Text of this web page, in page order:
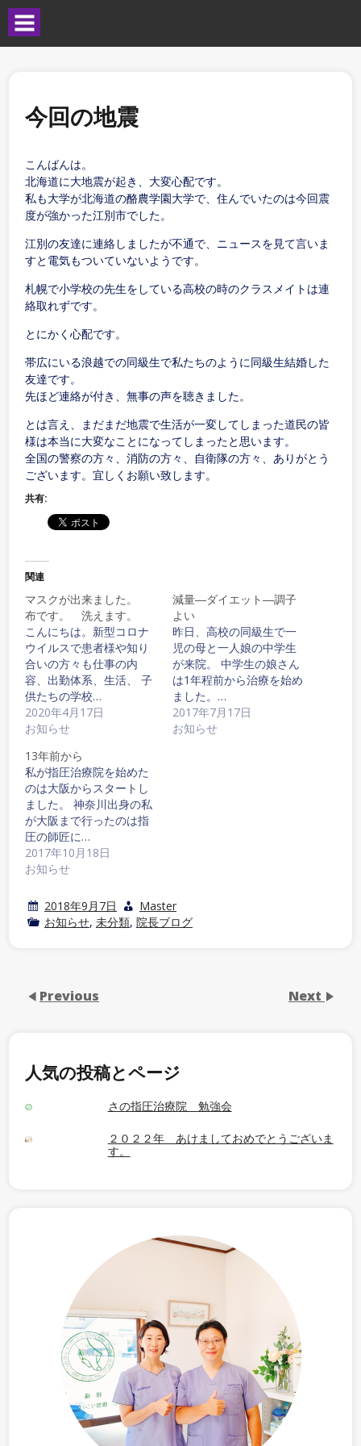
今回の地震
こんばんは。
北海道に大地震が起き、大変心配です。
私も大学が北海道の酪農学園大学で、住んでいたのは今回震
度が強かった江別市でした。
江別の友達に連絡しましたが不通で、ニュースを見て言いま
すと電気もついていないようです。
札幌で小学校の先生をしている高校の時のクラスメイトは連
絡取れずです。
とにかく心配です。
帯広にいる浪越での同級生で私たちのように同級生結婚した
友達です。
先ほど連絡が付き、無事の声を聴きました。
とは言え、まだまだ地震で生活が一変してしまった道民の皆
様は本当に大変なことになってしまったと思います。
全国の警察の方々、消防の方々、自衛隊の方々、ありがとう
ございます。宜しくお願い致します。
共有:
関連
マスクが出来ました。
布です。 洗えます。
こんにちは。新型コロナ
ウイルスで患者様や知り
合いの方々も仕事の内
容、出勤体系、生活、 子
供たちの学校…
2020年4月17日
お知らせ
減量―ダイエット―調子
よい
昨日、高校の同級生で一
児の母と一人娘の中学生
が来院。 中学生の娘さん
は1年程前から治療を始め
ました。…
2017年7月17日
お知らせ
13年前から
私が指圧治療院を始めた
のは大阪からスタートし
ました。 神奈川出身の私
が大阪まで行ったのは指
圧の師匠に…
2017年10月18日
お知らせ
2018年9月7日
Master
お知らせ, 未分類, 院長ブログ
Previous Next
人気の投稿とページ
さの指圧治療院 勉強会
２０２２年 あけましておめでとうございま
す。